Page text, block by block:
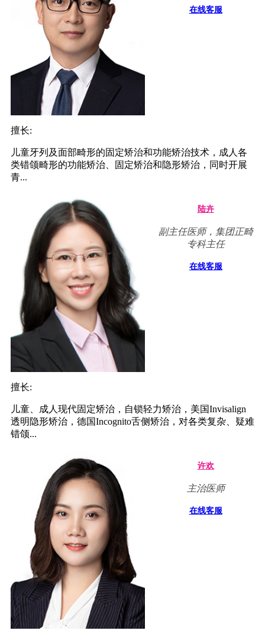
在线客服
擅长:
儿童牙列及面部畸形的固定矫治和功能矫治技术，成人各
类错颌畸形的功能矫治、固定矫治和隐形矫治，同时开展
青...
陆卉
副主任医师，集团正畸
专科主任
在线客服
擅长:
儿童、成人现代固定矫治，自锁轻力矫治，美国Invisalign
透明隐形矫治，德国Incognito舌侧矫治，对各类复杂、疑难
错颌...
许欢
主治医师
在线客服